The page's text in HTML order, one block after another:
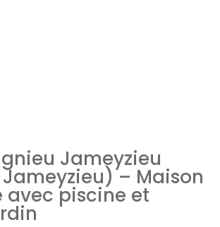
Weloge
Trouver un consultant
Accès propriétaire / locataire
Jameyzieu
– Maison
piscine et